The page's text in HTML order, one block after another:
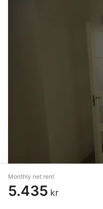
Monthly net rent
5.435 kr